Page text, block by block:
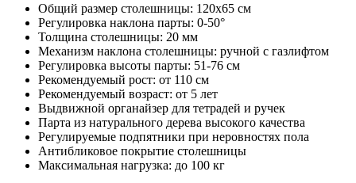
Общий размер столешницы: 120x65 см
Регулировка наклона парты: 0-50°
Толщина столешницы: 20 мм
Механизм наклона столешницы: ручной с газлифтом
Регулировка высоты парты: 51-76 см
Рекомендуемый рост: от 110 см
Рекомендуемый возраст: от 5 лет
Выдвижной органайзер для тетрадей и ручек
Парта из натурального дерева высокого качества
Регулируемые подпятники при неровностях пола
Антибликовое покрытие столешницы
Максимальная нагрузка: до 100 кг